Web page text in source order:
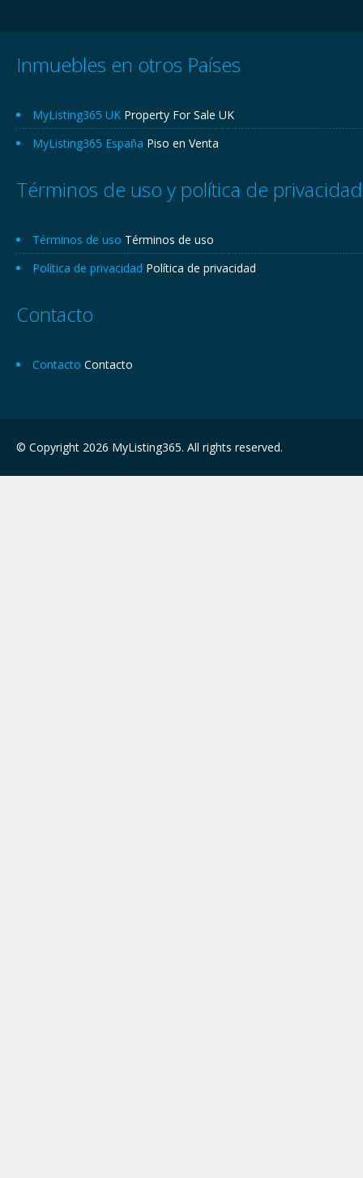
Inmuebles en otros Países
MyListing365 UK Property For Sale UK
MyListing365 España Piso en Venta
Términos de uso y política de privacidad
Términos de uso Términos de uso
Política de privacidad Política de privacidad
Contacto
Contacto Contacto
© Copyright 2026 MyListing365. All rights reserved.